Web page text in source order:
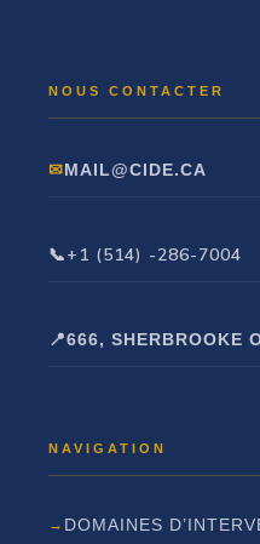
MAIL@CIDE.CA
+1 (514) -286-7004
666, SHERBROOKE
DOMAINES